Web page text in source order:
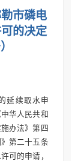
市磷电
的决定
延续取水申
华人民共和
办法》第四
第二十五条
可的申请，